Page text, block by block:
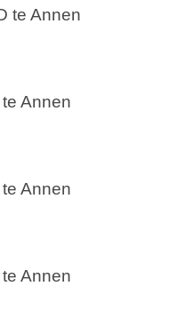
te Annen
Annen
Annen
Annen